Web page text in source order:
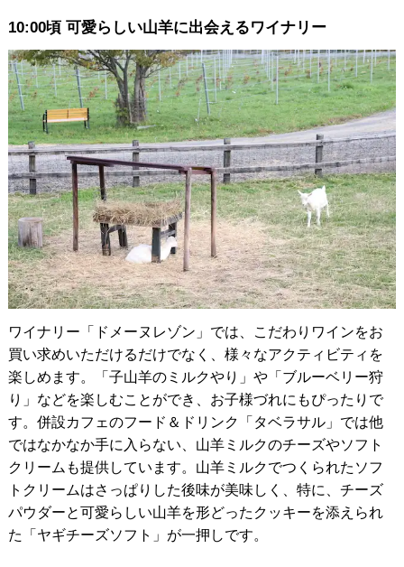
10:00頃 可愛らしい山羊に出会えるワイナリー
ワイナリー「ドメーヌレゾン」では、こだわりワインをお
買い求めいただけるだけでなく、様々なアクティビティを
楽しめます。「子山羊のミルクやり」や「ブルーベリー狩
り」などを楽しむことができ、お子様づれにもぴったりで
す。併設カフェのフード＆ドリンク「タベラサル」では他
ではなかなか手に入らない、山羊ミルクのチーズやソフト
クリームも提供しています。山羊ミルクでつくられたソフ
トクリームはさっぱりした後味が美味しく、特に、チーズ
パウダーと可愛らしい山羊を形どったクッキーを添えられ
た「ヤギチーズソフト」が一押しです。